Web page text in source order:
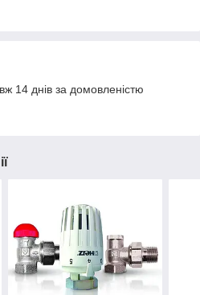
14 днів за домовленістю